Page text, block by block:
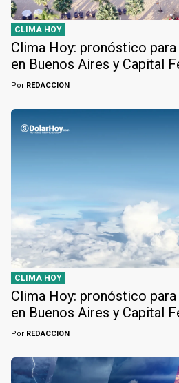
CLIMA HOY
Clima Hoy: pronóstico
en Buenos Aires y Capital
Por REDACCION
CLIMA HOY
Clima Hoy: pronóstico
en Buenos Aires y Capital
Por REDACCION